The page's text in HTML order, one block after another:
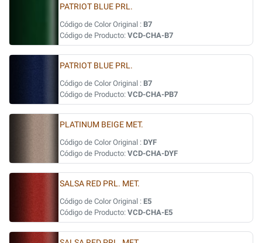
PATRIOT BLUE PRL.
Código de Color Original : B7
Código de Producto: VCD-CHA-B7
PATRIOT BLUE PRL.
Código de Color Original : B7
Código de Producto: VCD-CHA-PB7
PLATINUM BEIGE MET.
Código de Color Original : DYF
Código de Producto: VCD-CHA-DYF
SALSA RED PRL. MET.
Código de Color Original : E5
Código de Producto: VCD-CHA-E5